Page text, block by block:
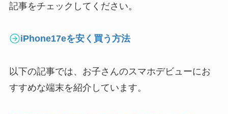
記事をチェックしてください。
iPhone17eを安く買う方法
以下の記事では、お子さんのスマホデビューにお
すすめな端末を紹介しています。